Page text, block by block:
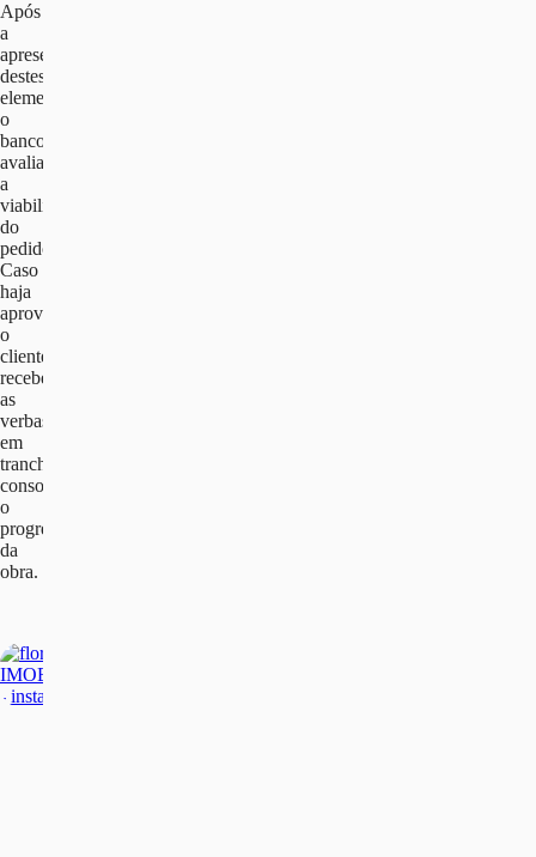
Após
a
apresentação
destes
elementos,
o
banco
avalia
a
viabilidade
do
pedido.
Caso
haja
aprovação,
o
cliente
recebe
as
verbas
em
tranches,
consoante
o
progresso
da
obra.